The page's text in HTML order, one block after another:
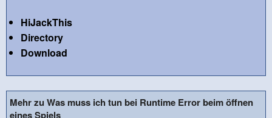
HiJackThis
Directory
Download
Mehr zu Was muss ich tun bei Runtime Error beim öffnen
eines Spiels